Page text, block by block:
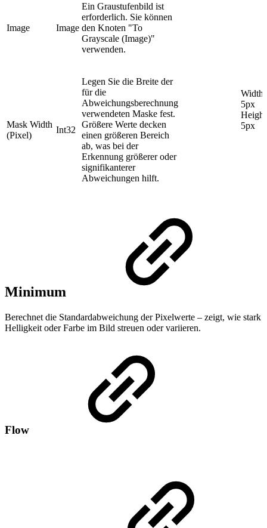
Image Image
Ein Graustufenbild ist
erforderlich. Sie können
den Knoten "To
Grayscale (Image)"
verwenden.
Mask Width
(Pixel)
Int32
Legen Sie die Breite der
für die
Abweichungsberechnung
verwendeten Maske fest.
Größere Werte decken
einen größeren Bereich
ab, was bei der
Erkennung größerer oder
signifikanterer
Abweichungen hilft.
Width:
5px
5px
Minimum
Berechnet die Standardabweichung der Pixelwerte – zeigt, wie stark
Helligkeit oder Farbe im Bild streuen oder variieren.
Flow